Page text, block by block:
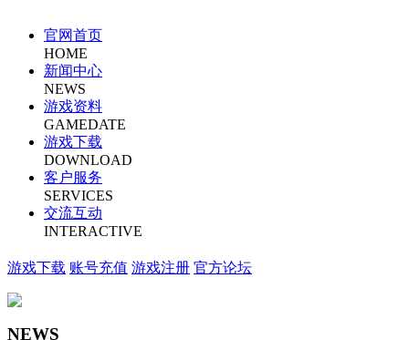
官网首页
HOME
新闻中心
NEWS
游戏资料
GAMEDATE
游戏下载
DOWNLOAD
客户服务
SERVICES
交流互动
INTERACTIVE
游戏下载 账号充值 游戏注册 官方论坛
NEWS